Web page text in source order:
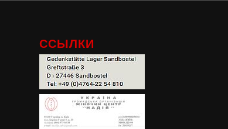
ССЫЛКИ